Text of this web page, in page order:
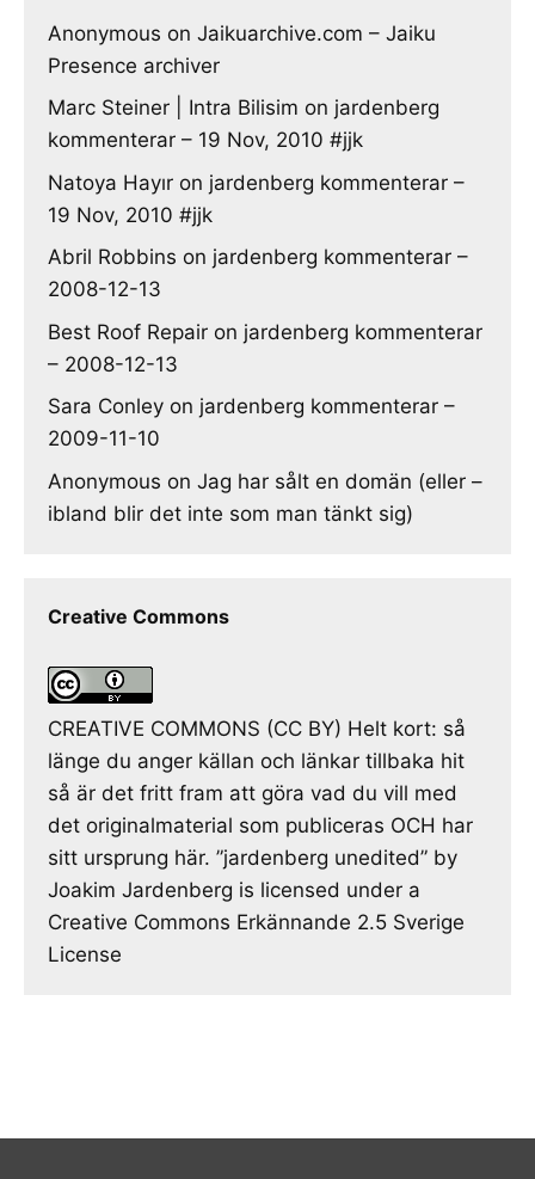
Anonymous on Jaikuarchive.com – Jaiku
Presence archiver
Marc Steiner | Intra Bilisim on jardenberg
kommenterar – 19 Nov, 2010 #jjk
Natoya Hayır on jardenberg kommenterar –
19 Nov, 2010 #jjk
Abril Robbins on jardenberg kommenterar –
2008-12-13
Best Roof Repair on jardenberg kommenterar
– 2008-12-13
Sara Conley on jardenberg kommenterar –
2009-11-10
Anonymous on Jag har sålt en domän (eller –
ibland blir det inte som man tänkt sig)
Creative Commons
CREATIVE COMMONS (CC BY) Helt kort: så
länge du anger källan och länkar tillbaka hit
så är det fritt fram att göra vad du vill med
det originalmaterial som publiceras OCH har
sitt ursprung här. ”jardenberg unedited” by
Joakim Jardenberg is licensed under a
Creative Commons Erkännande 2.5 Sverige
License